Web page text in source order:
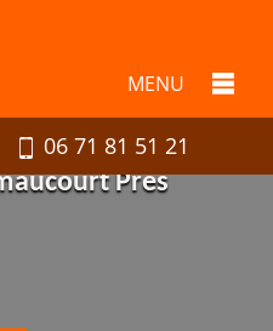
MENU
06 71 81 51 21
Pres